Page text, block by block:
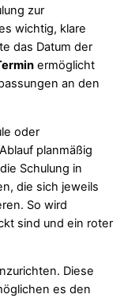
zur
wichtig, klare
das Datum der
ermöglicht
an den
oder
planmäßig
Schulung in
die sich jeweils
So wird
sind und ein roter
Diese
es den